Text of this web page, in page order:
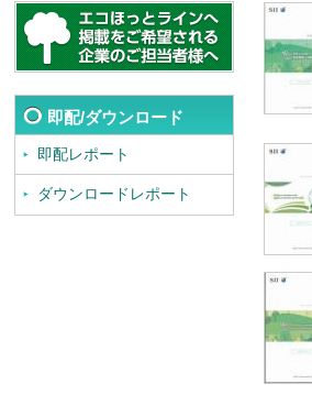
即配/ダウンロード
即配レポート
ダウンロードレポート